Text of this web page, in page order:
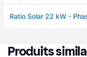
Produits